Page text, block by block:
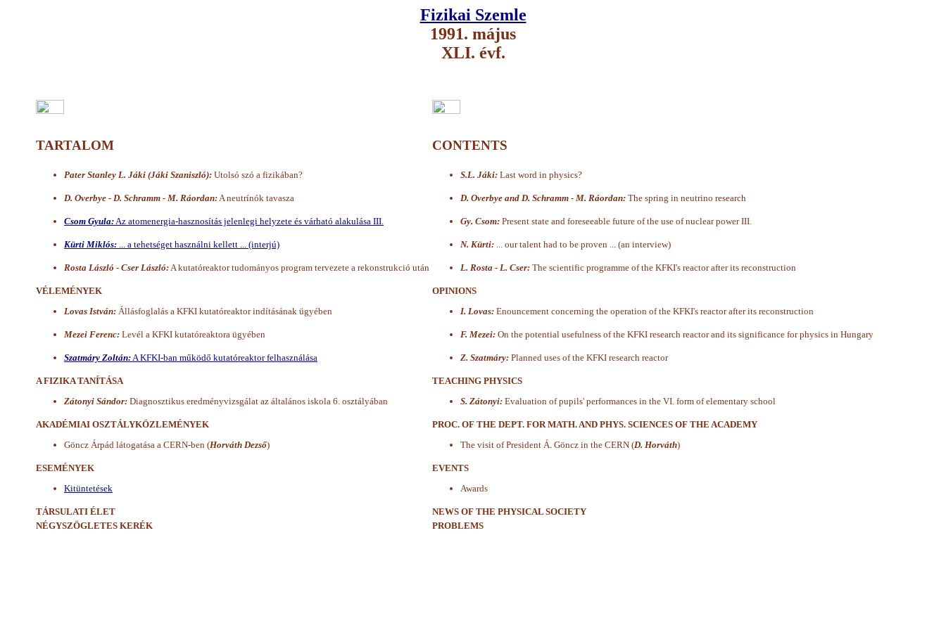
Fizikai Szemle
1991. május
XLI. évf.
TARTALOM CONTENTS
Pater Stanley L. Jáki (Jáki Szaniszló): Utolsó szó a fizikában? S.L. Jáki: Last word in physics?
D. Overbye - D. Schramm - M. Ráordan: A neutrínók tavasza D. Overbye and D. Schramm - M. Ráordan: The spring in neutrino research
Csom Gyula: Az atomenergia-hasznosítás jelenlegi helyzete és várható alakulása III. Gy. Csom: Present state and foreseeable future of the use of nuclear power III.
Kürti Miklós: ... a tehetséget használni kellett ... (interjú) N. Kürti: ... our talent had to be proven ... (an interview)
Rosta László - Cser László: A kutatóreaktor tudományos program tervezete a rekonstrukció után L. Rosta - L. Cser: The scientific programme of the KFKI's reactor after its reconstruction
VÉLEMÉNYEK
Lovas István: Állásfoglalás a KFKI kutatóreaktor indításának ügyében
OPINIONS
I. Lovas: Enouncement concerning the operation of the KFKI's reactor after its reconstruction
Mezei Ferenc: Levél a KFKI kutatóreaktora ügyében F. Mezei: On the potential usefulness of the KFKI research reactor and its significance for physics in Hungary
Szatmáry Zoltán: A KFKI-ban működő kutatóreaktor felhasználása Z. Szatmáry: Planned uses of the KFKI research reactor
A FIZIKA TANÍTÁSA
Zátonyi Sándor: Diagnosztikus eredményvizsgálat az általános iskola 6. osztályában
TEACHING PHYSICS
S. Zátonyi: Evaluation of pupils' performances in the VI. form of elementary school
AKADÉMIAI OSZTÁLYKÖZLEMÉNYEK
Göncz Árpád látogatása a CERN-ben (Horváth Dezső)
PROC. OF THE DEPT. FOR MATH. AND PHYS. SCIENCES OF THE ACADEMY
The visit of President Á. Göncz in the CERN (D. Horváth)
ESEMÉNYEK
Kitüntetések
EVENTS
Awards
TÁRSULATI ÉLET
NEWS OF THE PHYSICAL SOCIETY
NÉGYSZÖGLETES KERÉK
PROBLEMS